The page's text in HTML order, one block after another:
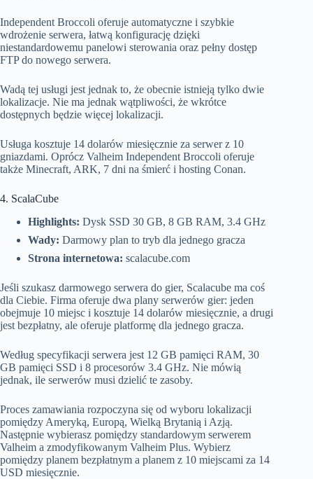
Independent Broccoli oferuje automatyczne i szybkie
wdrożenie serwera, łatwą konfigurację dzięki
niestandardowemu panelowi sterowania oraz pełny dostęp
FTP do nowego serwera.
Wadą tej usługi jest jednak to, że obecnie istnieją tylko dwie
lokalizacje. Nie ma jednak wątpliwości, że wkrótce
dostępnych będzie więcej lokalizacji.
Usługa kosztuje 14 dolarów miesięcznie za serwer z 10
gniazdami. Oprócz Valheim Independent Broccoli oferuje
także Minecraft, ARK, 7 dni na śmierć i hosting Conan.
4. ScalaCube
Highlights: Dysk SSD 30 GB, 8 GB RAM, 3.4 GHz
Wady: Darmowy plan to tryb dla jednego gracza
Strona internetowa: scalacube.com
Jeśli szukasz darmowego serwera do gier, Scalacube ma coś
dla Ciebie. Firma oferuje dwa plany serwerów gier: jeden
obejmuje 10 miejsc i kosztuje 14 dolarów miesięcznie, a drugi
jest bezpłatny, ale oferuje platformę dla jednego gracza.
Według specyfikacji serwera jest 12 GB pamięci RAM, 30
GB pamięci SSD i 8 procesorów 3.4 GHz. Nie mówią
jednak, ile serwerów musi dzielić te zasoby.
Proces zamawiania rozpoczyna się od wyboru lokalizacji
pomiędzy Ameryką, Europą, Wielką Brytanią i Azją.
Następnie wybierasz pomiędzy standardowym serwerem
Valheim a zmodyfikowanym Valheim Plus. Wybierz
pomiędzy planem bezpłatnym a planem z 10 miejscami za 14
USD miesięcznie.